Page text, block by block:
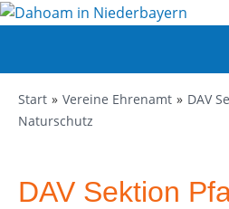
Start Vereine Ehrenamt
DAV
Naturschutz
DAV Sektion